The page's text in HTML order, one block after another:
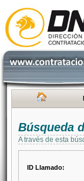
Búsqueda
A través de esta
ID Llamado: